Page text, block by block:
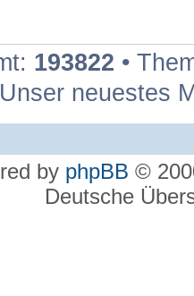
193822 •
Unser neuestes
by phpBB ©
Deutsche